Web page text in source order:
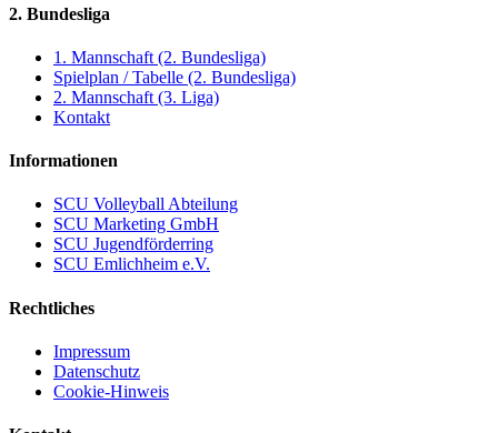
2. Bundesliga
1. Mannschaft (2. Bundesliga)
Spielplan / Tabelle (2. Bundesliga)
2. Mannschaft (3. Liga)
Kontakt
Informationen
SCU Volleyball Abteilung
SCU Marketing GmbH
SCU Jugendförderring
SCU Emlichheim e.V.
Rechtliches
Impressum
Datenschutz
Cookie-Hinweis